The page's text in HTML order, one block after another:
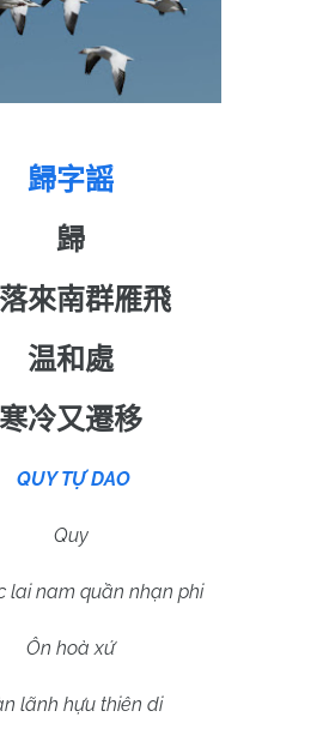
歸字謡
歸
來南群雁飛
温和處
寒冷又遷移
QUY TỰ DAO
Quy
lai nam quần nhạn phi
Ôn hoà xứ
lãnh hựu thiên di